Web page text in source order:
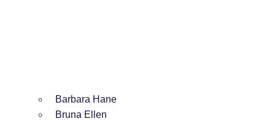
Barbara Hane
Bruna Ellen